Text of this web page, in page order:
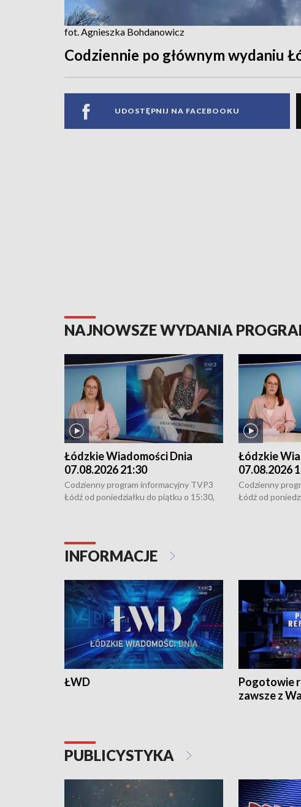
fot. Agnieszka Bohdanowicz
Codziennie po głównym wydaniu
UDOSTĘPNIJ NA FACEBOOKU
NAJNOWSZE WYDANIA
Łódzkie Wiadomości Dnia
07.08.2026 21:30
Codzienny program informacyjny TVP3
Łódź od poniedziałku do piątku o 15:30,
Łódzkie
07.08.2026
Codzienny
Łódź od
INFORMACJE
ŁWD
Pogotowie
zawsze z
PUBLICYSTYKA